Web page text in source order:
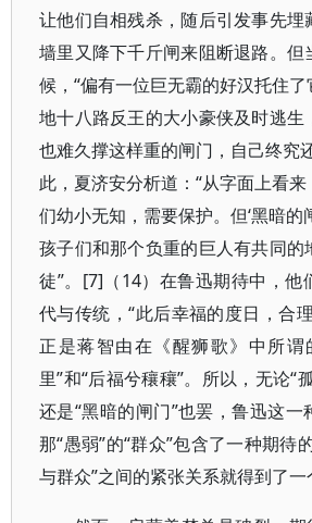
让他们自相残杀，随后引发事先埋
墙里又降下千斤闸来阻断退路。但
候，“偏有一位巨无霸的好汉托住
地十八路反王的大小豪侠及时逃生
也难久撑这样重的闸门，自己终究
此，夏济安分析道：“从字面上看
们幼小无知，需要保护。但‘黑暗的
孩子们和那个负重的巨人有共同的
徒”。[7]（14）在鲁迅期待中，他
代与传统，“此后幸福的度日，合
正是蒋智由在《醒狮歌》中所谓
里”和“后福兮穰穰”。所以，无论“
还是“黑暗的闸门”也罢，鲁迅这
那“愚弱”的“群众”包含了一种期待
与群众”之间的紧张关系就得到了一